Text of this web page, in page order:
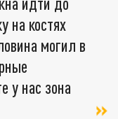
на костях
могил в
у нас зона